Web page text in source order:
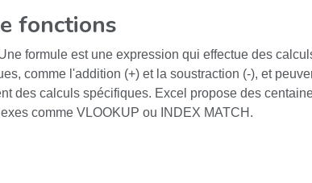
fonctions
formule est une expression qui effectue des
comme l'addition (+) et la soustraction (-), et
des calculs spécifiques. Excel propose des
comme VLOOKUP ou INDEX MATCH.